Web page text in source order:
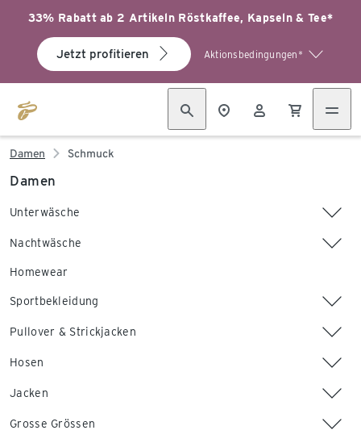
33% Rabatt ab 2 Artikeln Röstkaffee, Kapseln & Tee*
Jetzt profitieren Aktionsbedingungen*
Damen Schmuck
Damen
Unterwäsche
Nachtwäsche
Homewear
Sportbekleidung
Pullover & Strickjacken
Hosen
Jacken
Grosse Grössen